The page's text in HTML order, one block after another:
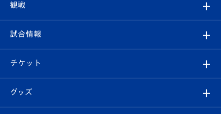
クラブ
試合情報
チケット
クラブ概要
エンブレム紹介
観戦
観戦ルール
はじめての観戦ガイド
Revive Team
試合情報
試合日程/結果
フォトギャラリー
チケット
チケット
グッズ